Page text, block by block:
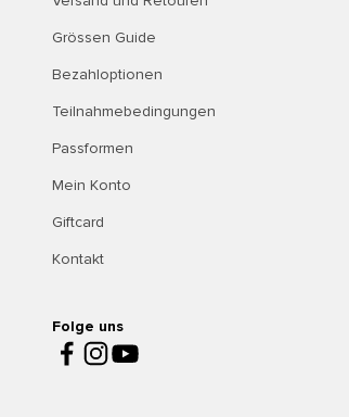
Grössen Guide
Bezahloptionen
Teilnahmebedingungen
Passformen
Mein Konto
Giftcard
Kontakt
Folge uns